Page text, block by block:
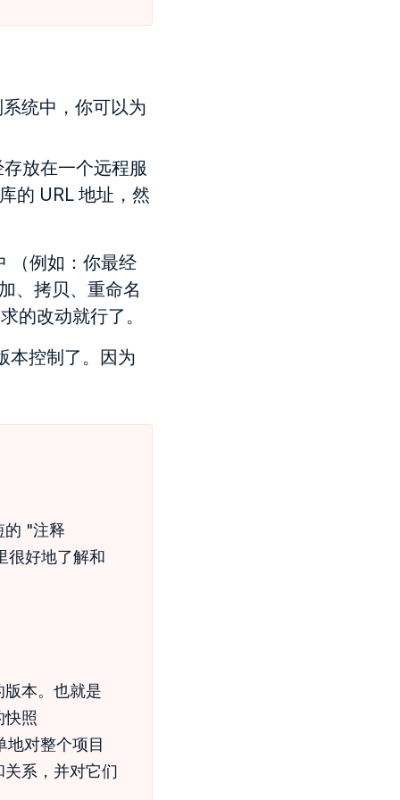
统中，你可以为
放在一个远程服
的 URL 地址，然
（例如：你最经
、拷贝、重命名
的改动就行了。
本控制了。因为
的 "注释
很好地了解和
本。也就是
快照
地对整个项目
系，并对它们